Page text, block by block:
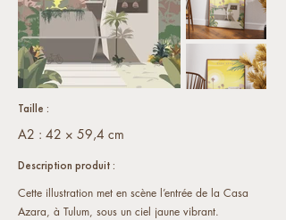
Taille :
A2 : 42 × 59,4 cm
Description produit :
Cette illustration met en scène l’entrée de la Casa
Azara, à Tulum, sous un ciel jaune vibrant.